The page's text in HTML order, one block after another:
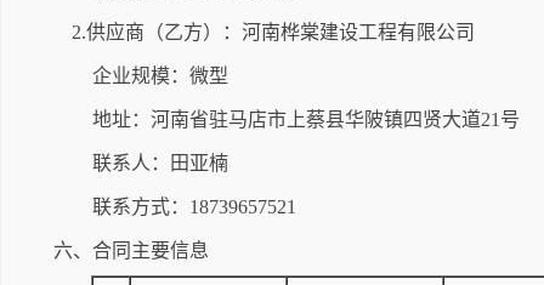
2.供应商（乙方）：河南桦棠建设工程有限公司
企业规模：微型
地址：河南省驻马店市上蔡县华陂镇四贤大道21号
联系人：田亚楠
联系方式：18739657521
六、合同主要信息